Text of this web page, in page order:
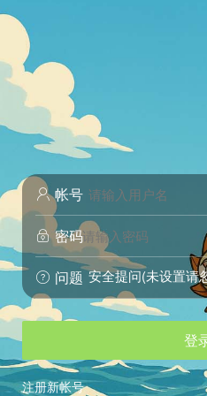
 帐号
 密码
 问题 安全提问(未设置请
登
注册新帐号